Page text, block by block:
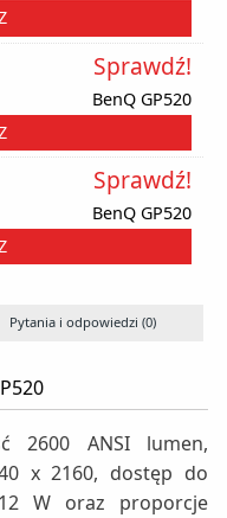
BenQ GP520
Sprawdź!
BenQ GP520
Sprawdź!
Pytania i odpowiedzi (0)
2600 ANSI lumen,
x 2160, dostęp do
W oraz proporcje